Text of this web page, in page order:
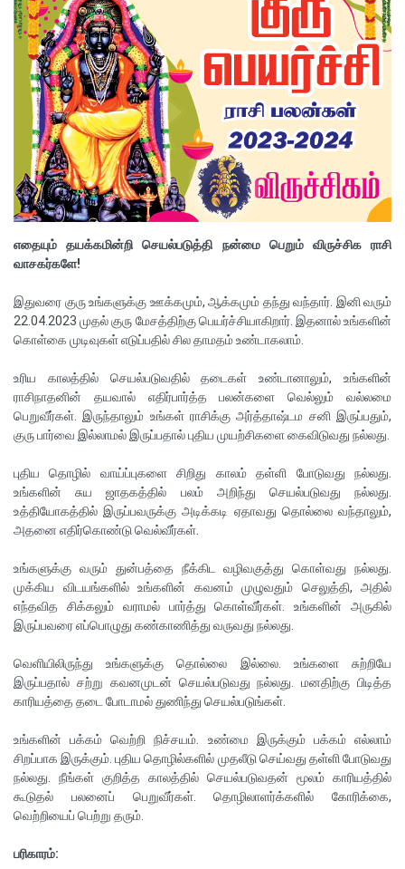
எதையும் தயக்கமின்றி செயல்படுத்தி நன்மை பெறும் விருச்சிக ராசி
வாசகர்களே!
இதுவரை குரு உங்களுக்கு ஊக்கமும், ஆக்கமும் தந்து வந்தார். இனி வரும்
22.04.2023 முதல் குரு மேசத்திற்கு பெயர்ச்சியாகிறார். இதனால் உங்களின்
கொள்கை முடிவுகள் எடுப்பதில் சில தாமதம் உண்டாகலாம்.
உரிய காலத்தில் செயல்படுவதில் தடைகள் உண்டானாலும், உங்களின்
ராசிநாதனின் தயவால் எதிர்பார்த்த பலன்களை வெல்லும் வல்லமை
பெறுவீர்கள். இருந்தாலும் உங்கள் ராசிக்கு அர்த்தாஷ்டம சனி இருப்பதும்,
குரு பார்வை இல்லாமல் இருப்பதால் புதிய முயற்சிகளை கைவிடுவது நல்லது.
புதிய தொழில் வாய்ப்புகளை சிறிது காலம் தள்ளி போடுவது நல்லது.
உங்களின் சுய ஜாதகத்தில் பலம் அறிந்து செயல்படுவது நல்லது.
உத்தியோகத்தில் இருப்பவருக்கு அடிக்கடி ஏதாவது தொல்லை வந்தாலும்,
அதனை எதிர்கொண்டு வெல்வீர்கள்.
உங்களுக்கு வரும் துன்பத்தை நீக்கிட வழிவகுத்து கொள்வது நல்லது.
முக்கிய விடயங்களில் உங்களின் கவனம் முழுவதும் செலுத்தி, அதில்
எந்தவித சிக்கலும் வராமல் பார்த்து கொள்வீர்கள். உங்களின் அருகில்
இருப்பவரை எப்பொழுது கண்காணித்து வருவது நல்லது.
வெளியிலிருந்து உங்களுக்கு தொல்லை இல்லை. உங்களை சுற்றியே
இருப்பதால் சற்று கவனமுடன் செயல்படுவது நல்லது. மனதிற்கு பிடித்த
காரியத்தை தடை போடாமல் துணிந்து செயல்படுங்கள்.
உங்களின் பக்கம் வெற்றி நிச்சயம். உண்மை இருக்கும் பக்கம் எல்லாம்
சிறப்பாக இருக்கும். புதிய தொழில்களில் முதலீடு செய்வது தள்ளி போடுவது
நல்லது. நீங்கள் குறித்த காலத்தில் செயல்படுவதன் மூலம் காரியத்தில்
கூடுதல் பலனைப் பெறுவீர்கள். தொழிலாளர்க்களில் கோரிக்கை,
வெற்றியைப் பெற்று தரும்.
பரிகாரம்: